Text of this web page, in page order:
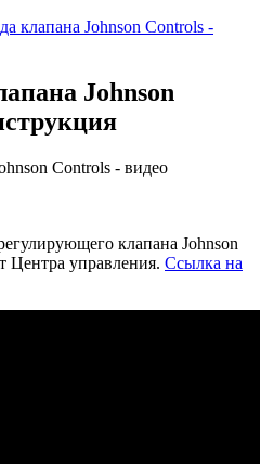
клапана Johnson Controls -
Johnson
клапана Johnson
Центра управления. Ссылка на